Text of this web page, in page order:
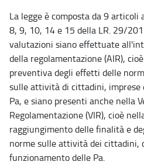
La legge è composta da 9
8, 9, 10, 14 e 15 della LR. 29/
valutazioni siano effettuate
della regolamentazione (AIR),
preventiva degli effetti delle
sulle attività di cittadini, imprese
Pa, e siano presenti anche nella
Regolamentazione (VIR), cioè
raggiungimento delle finalità e
norme sulle attività dei cittadini,
funzionamento delle Pa.